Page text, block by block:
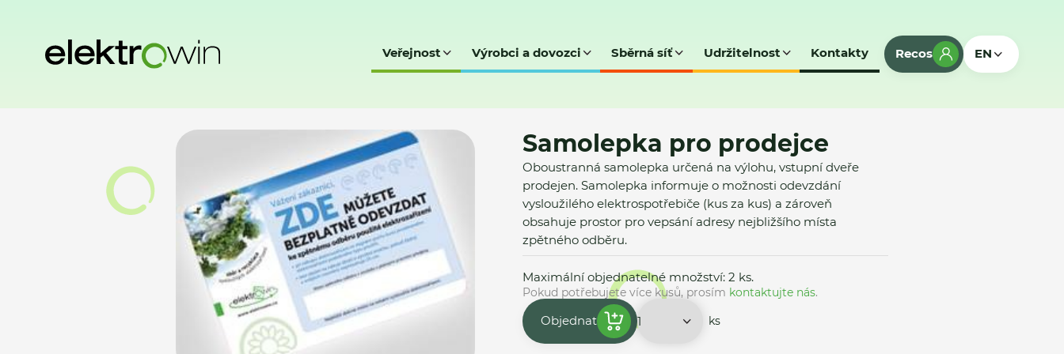
Veřejnost Výrobci a dovozci Sběrná síť Udržitelnost Kontakty Recos EN
Samolepka pro prodejce
Oboustranná samolepka určená na výlohu, vstupní dveře
prodejen. Samolepka informuje o možnosti odevzdání
vysloužilého elektrospotřebiče (kus za kus) a zároveň
obsahuje prostor pro vepsání adresy nejbližšího místa
zpětného odběru.
Maximální objednatelné množství: 2 ks.
Pokud potřebujete více kusů, prosím kontaktujte nás.
Objednat ks